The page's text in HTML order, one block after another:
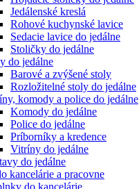
Jedálenské kreslá
Rohové kuchynské lavice
Sedacie lavice do jedálne
Stoličky do jedálne
do jedálne
Barové a zvýšené stoly
Rozložitelné stoly do jedálne
komody a police do jedálne
Komody do jedálne
Police do jedálne
Príborníky a kredence
Vitríny do jedálne
do jedálne
kancelárie a pracovne
do kancelárie